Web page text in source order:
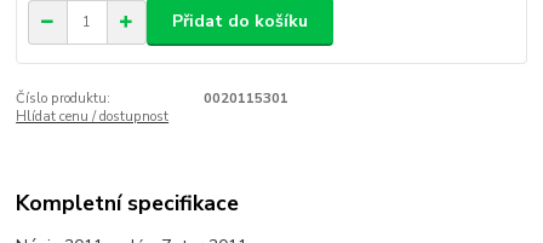
Přidat do košíku
Číslo produktu:
0020115301
Hlídat cenu / dostupnost
Kompletní specifikace